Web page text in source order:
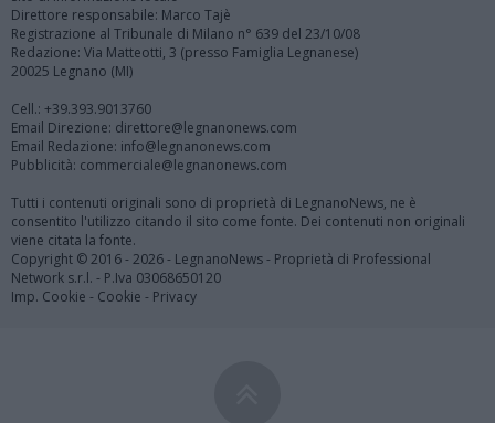
Direttore responsabile: Marco Tajè
Registrazione al Tribunale di Milano n° 639 del 23/10/08
Redazione: Via Matteotti, 3 (presso Famiglia Legnanese)
20025 Legnano (MI)
Cell.: +39.393.9013760
Email Direzione: direttore@legnanonews.com
Email Redazione: info@legnanonews.com
Pubblicità: commerciale@legnanonews.com
Tutti i contenuti originali sono di proprietà di LegnanoNews, ne è
consentito l'utilizzo citando il sito come fonte. Dei contenuti non originali
viene citata la fonte.
Copyright © 2016 - 2026 - LegnanoNews - Proprietà di Professional
Network s.r.l. - P.Iva 03068650120
Imp. Cookie - Cookie - Privacy